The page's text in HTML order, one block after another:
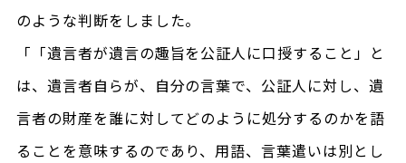
のような判断をしました。
「「遺言者が遺言の趣旨を公証人に口授すること」と
は、遺言者自らが、自分の言葉で、公証人に対し、遺
言者の財産を誰に対してどのように処分するのかを語
ることを意味するのであり、用語、言葉遣いは別とし